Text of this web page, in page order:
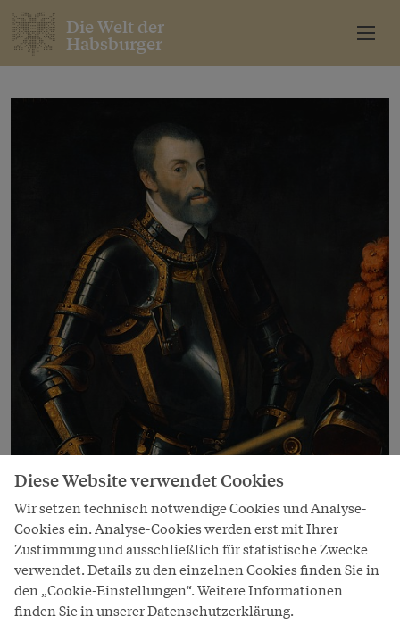
Die Welt der
Habsburger
Bild
Tiziano Vecellio (genannt Tizian): Kaiser
Karl V. im Harnisch, Mitte 16. Jahrhundert
Diese Website verwendet Cookies
Wir setzen technisch notwendige Cookies und Analyse-
Cookies ein. Analyse-Cookies werden erst mit Ihrer
Zustimmung und ausschließlich für statistische Zwecke
verwendet. Details zu den einzelnen Cookies finden Sie in
den „Cookie-Einstellungen“. Weitere Informationen
finden Sie in unserer Datenschutzerklärung.